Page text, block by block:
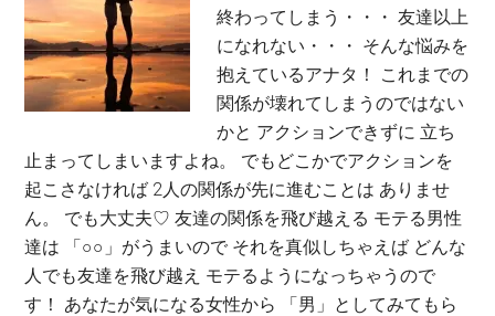
終わってしまう・・・ 友達以上
になれない・・・ そんな悩みを
抱えているアナタ！ これまでの
関係が壊れてしまうのではない
かと アクションできずに 立ち
止まってしまいますよね。 でもどこかでアクションを
起こさなければ 2人の関係が先に進むことは ありませ
ん。 でも大丈夫♡ 友達の関係を飛び越える モテる男性
達は 「○○」がうまいので それを真似しちゃえば どんな
人でも友達を飛び越え モテるようになっちゃうので
す！ あなたが気になる女性から 「男」としてみてもら